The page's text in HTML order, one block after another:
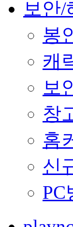
보안/
봉
캐
보
창
홈
신
PC